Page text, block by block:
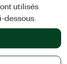
utilisés
dessous.